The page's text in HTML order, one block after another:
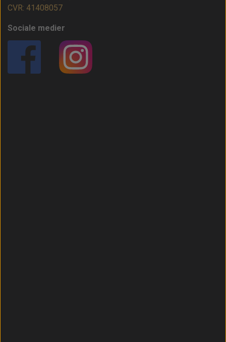
CVR: 41408057
Sociale medier